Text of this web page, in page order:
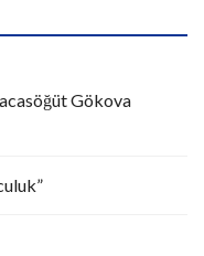
Gökova